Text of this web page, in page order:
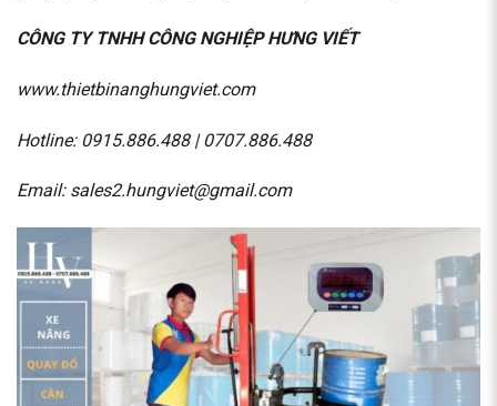
CÔNG TY TNHH CÔNG NGHIỆP HƯNG VIẾT
www.thietbinanghungviet.com
Hotline: 0915.886.488|0707.886.488
Email: sales2.hungviet@gmail.com